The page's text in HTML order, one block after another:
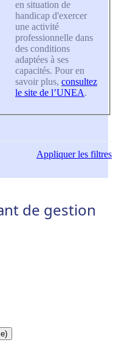
en situation de
handicap d'exercer
une activité
professionnelle dans
des conditions
adaptées à ses
capacités. Pour en
savoir plus, consultez
le site de l’UNEA.
Appliquerles filtres
de gestion